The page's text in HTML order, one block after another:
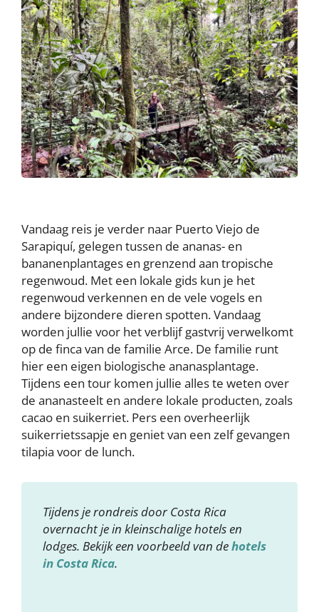
Vandaag reis je verder naar Puerto Viejo de
Sarapiquí, gelegen tussen de ananas- en
bananenplantages en grenzend aan tropische
regenwoud. Met een lokale gids kun je het
regenwoud verkennen en de vele vogels en
andere bijzondere dieren spotten. Vandaag
worden jullie voor het verblijf gastvrij verwelkomt
op de finca van de familie Arce. De familie runt
hier een eigen biologische ananasplantage.
Tijdens een tour komen jullie alles te weten over
de ananasteelt en andere lokale producten, zoals
cacao en suikerriet. Pers een overheerlijk
suikerrietssapje en geniet van een zelf gevangen
tilapia voor de lunch.
Tijdens je rondreis door Costa Rica
overnacht je in kleinschalige hotels en
lodges. Bekijk een voorbeeld van dehotels
in Costa Rica.